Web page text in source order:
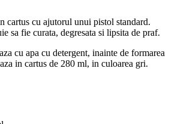
cartus cu ajutorul unui pistol standard.
sa fie curata, degresata si lipsita de praf.
cu apa cu detergent, inainte de formarea
in cartus de 280 ml, in culoarea gri.